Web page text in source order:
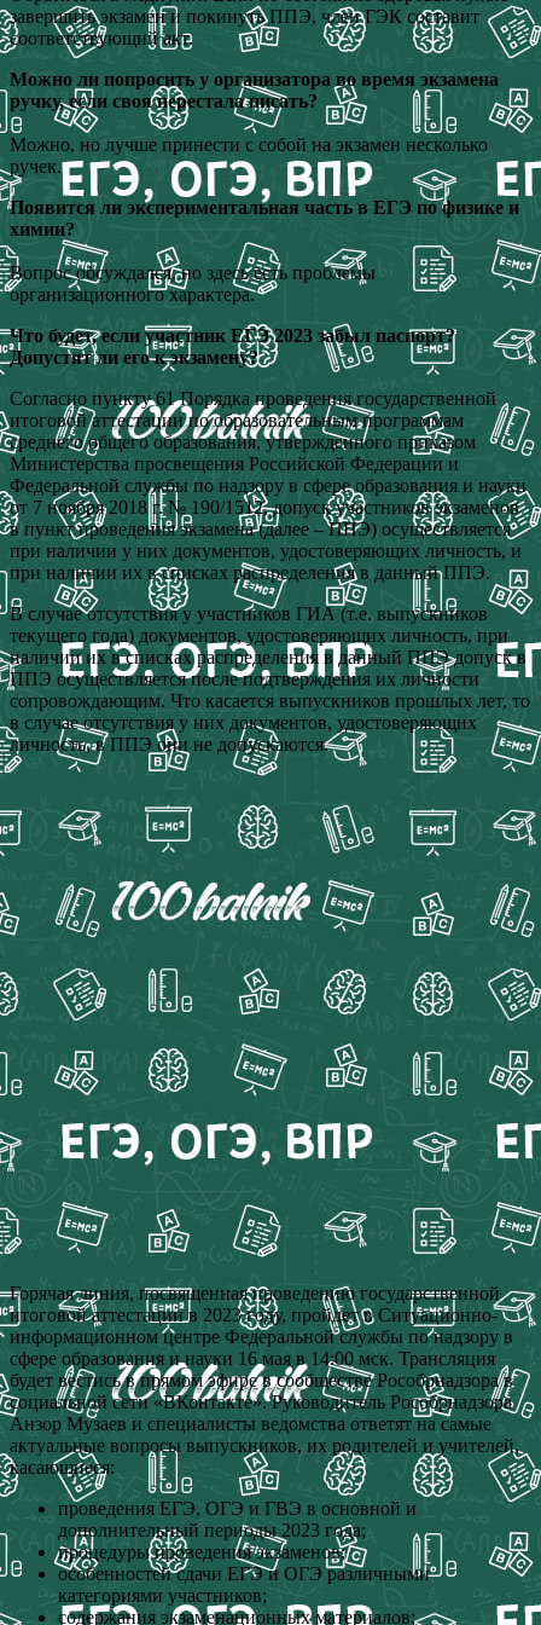
завершить экзамен и покинуть ППЭ, член ГЭК составит
соответствующий акт.
Можно ли попросить у организатора во время экзамена
ручку, если своя перестала писать?
Можно, но лучше принести с собой на экзамен несколько
ручек.
Появится ли экспериментальная часть в ЕГЭ по физике и
химии?
Вопрос обсуждался, но здесь есть проблемы
организационного характера.
Что будет, если участник ЕГЭ 2023 забыл паспорт?
Допустят ли его к экзамену?
Согласно пункту 61 Порядка проведения государственной
итоговой аттестации по образовательным программам
среднего общего образования, утвержденного приказом
Министерства просвещения Российской Федерации и
Федеральной службы по надзору в сфере образования и науки
от 7 ноября 2018 г. № 190/1512, допуск участников экзаменов
в пункт проведения экзамена (далее – ППЭ) осуществляется
при наличии у них документов, удостоверяющих личность, и
при наличии их в списках распределения в данный ППЭ.
В случае отсутствия у участников ГИА (т.е. выпускников
текущего года) документов, удостоверяющих личность, при
наличии их в списках распределения в данный ППЭ допуск в
ППЭ осуществляется после подтверждения их личности
сопровождающим. Что касается выпускников прошлых лет, то
в случае отсутствия у них документов, удостоверяющих
личность, в ППЭ они не допускаются.
Горячая линия, посвященная проведению государственной
итоговой аттестации в 2023 году, пройдет в Ситуационно-
информационном центре Федеральной службы по надзору в
сфере образования и науки 16 мая в 14:00 мск. Трансляция
будет вестись в прямом эфире в сообществе Рособрнадзора в
социальной сети «ВКонтакте». Руководитель Рособрнадзора
Анзор Музаев и специалисты ведомства ответят на самые
актуальные вопросы выпускников, их родителей и учителей,
касающиеся:
проведения ЕГЭ, ОГЭ и ГВЭ в основной и
дополнительный периоды 2023 года;
процедуры проведения экзаменов;
особенностей сдачи ЕГЭ и ОГЭ различными
категориями участников;
содержания экзаменационных материалов;